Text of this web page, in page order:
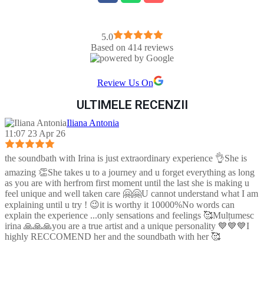
5.0
Based on 414 reviews
Review Us On
ULTIMELE RECENZII
Iliana Antonia
11:07 23 Apr 26
the soundbath with Irina is just extraordinary experience 👌She is
amazing 👏She takes u to a journey and u forget everything as long
as you are with herfrom first moment until the last she is making u
feel unique and well taken care 🤗🤗U cannot understand what I am
explaining until u try ! 😉it is worthy it 10000%No words can
explain the experience ...only sensations and feelings 🥰Mulțumesc
irina 🙏🙏🙏you are a true artist and a unique personality 💙💙💙I
highly RECCOMEND her and the soundbath with her 🥰